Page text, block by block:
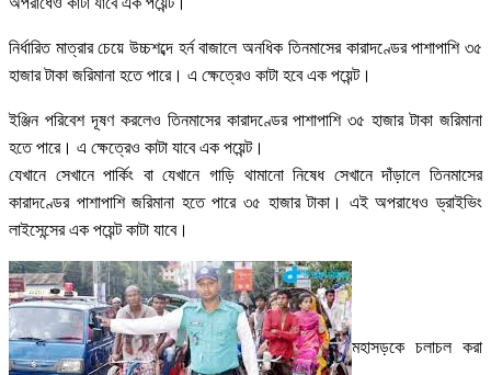
নির্ধারিত মাত্রার চেয়ে উচ্চশব্দে হর্ন বাজালে অনধিক তিনমাসের কারাদণ্ডের পাশাপাশি ৩৫
হাজার টাকা জরিমানা হতে পারে। এ ক্ষেত্রেও কাটা হবে এক পয়েন্ট।
ইঞ্জিন পরিবেশ দূষণ করলেও তিনমাসের কারাদণ্ডের পাশাপাশি ৩৫ হাজার টাকা জরিমানা
হতে পারে। এ ক্ষেত্রেও কাটা যাবে এক পয়েন্ট।
যেখানে সেখানে পার্কিং বা যেখানে গাড়ি থামানো নিষেধ সেখানে দাঁড়ালে তিনমাসের
কারাদণ্ডের পাশাপাশি জরিমানা হতে পারে ৩৫ হাজার টাকা। এই অপরাধেও ড্রাইভিং
লাইসেন্সের এক পয়েন্ট কাটা যাবে।
মহাসড়কে চলাচল করা